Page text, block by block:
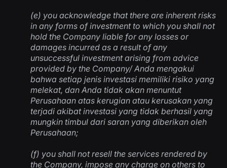
(e) you acknowledge that there are inherent risks
in any forms of investment to which you shall not
hold the Company liable for any losses or
damages incurred as a result of any
unsuccessful investment arising from advice
provided by the Company/Anda mengakui
bahwa setiap jenis investasi memiliki risiko yang
melekat, dan Anda tidak akan menuntut
Perusahaan atas kerugian atau kerusakan yang
terjadi akibat investasi yang tidak berhasil yang
mungkin timbul dari saran yang diberikan oleh
Perusahaan;
(f) you shall not resell the services rendered by
the Company, impose any charge on others to